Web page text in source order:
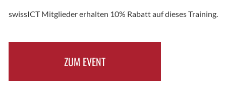
swissICT Mitglieder erhalten 10% Rabatt auf dieses Training.
ZUM EVENT